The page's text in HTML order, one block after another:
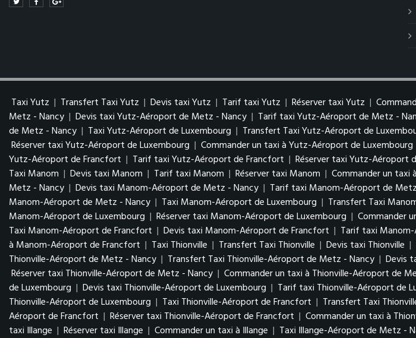
Taxi Yutz | Transfert Taxi Yutz | Devis taxi Yutz | Tarif taxi Yutz | Réserver taxi Yutz |
Metz - Nancy | Devis taxi Yutz-Aéroport de Metz - Nancy | Tarif taxi Yutz-Aéroport de Metz -
de Metz - Nancy | Taxi Yutz-Aéroport de Luxembourg | Transfert Taxi Yutz-Aéroport de
Réserver taxi Yutz-Aéroport de Luxembourg | Commander un taxi à Yutz-Aéroport de Luxembourg
Yutz-Aéroport de Francfort | Tarif taxi Yutz-Aéroport de Francfort | Réserver taxi Yutz-Aéroport
Taxi Manom | Devis taxi Manom | Tarif taxi Manom | Réserver taxi Manom | Commander un taxi
Metz - Nancy | Devis taxi Manom-Aéroport de Metz - Nancy | Tarif taxi Manom-Aéroport de
Manom-Aéroport de Metz - Nancy | Taxi Manom-Aéroport de Luxembourg | Transfert Taxi
Manom-Aéroport de Luxembourg | Réserver taxi Manom-Aéroport de Luxembourg | Commander
Taxi Manom-Aéroport de Francfort | Devis taxi Manom-Aéroport de Francfort | Tarif taxi
à Manom-Aéroport de Francfort | Taxi Thionville | Transfert Taxi Thionville | Devis taxi Thionville |
Thionville-Aéroport de Metz - Nancy | Transfert Taxi Thionville-Aéroport de Metz - Nancy | Devis
Réserver taxi Thionville-Aéroport de Metz - Nancy | Commander un taxi à Thionville-Aéroport de
de Luxembourg | Devis taxi Thionville-Aéroport de Luxembourg | Tarif taxi Thionville-Aéroport de
Thionville-Aéroport de Luxembourg | Taxi Thionville-Aéroport de Francfort | Transfert Taxi
Aéroport de Francfort | Réserver taxi Thionville-Aéroport de Francfort | Commander un taxi à
taxi Illange | Réserver taxi Illange | Commander un taxi à Illange | Taxi Illange-Aéroport de Metz -